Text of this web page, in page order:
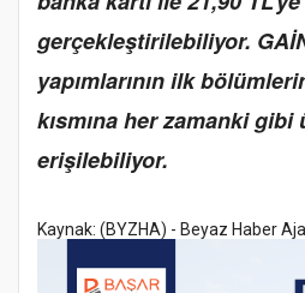
gerçekleştirilebiliyor.
yapımlarının ilk
kısmına her zamanki gibi
erişilebiliyor.
Kaynak: (BYZHA) - Beyaz Haber